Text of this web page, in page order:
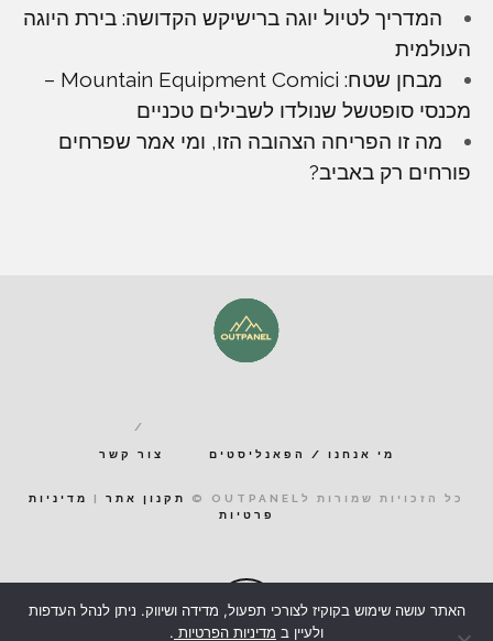
המדריך לטיול יוגה ברישיקש הקדושה: בירת היוגה
העולמית
מבחן שטח: Mountain Equipment Comici –
מכנסי סופטשל שנולדו לשבילים טכניים
מה זו הפריחה הצהובה הזו, ומי אמר שפרחים
פורחים רק באביב?
מי אנחנו / הפאנליסטים צור קשר
כל הזכויות שמורות לOUTPANEL © תקנון אתר |
מדיניות
פרטיות
האתר עושה שימוש בקוקיז לצורכי תפעול, מדידה ושיווק. ניתן לנהל העדפות
ולעיין ב מדיניות הפרטיות .